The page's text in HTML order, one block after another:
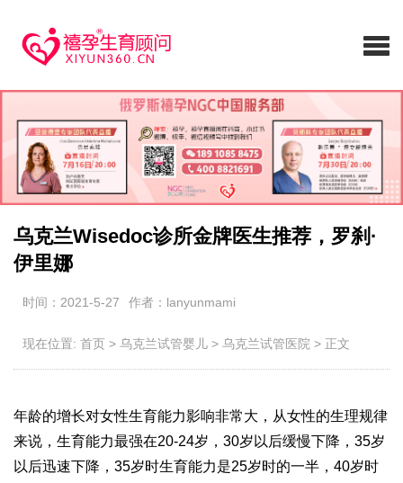
乌克兰Wisedoc诊所金牌医生推荐，罗刹·
伊里娜
时间：2021-5-27 作者：lanyunmami
现在位置: 首页 > 乌克兰试管婴儿 > 乌克兰试管医院 > 正文
年龄的增长对女性生育能力影响非常大，从女性的生理规律
来说，生育能力最强在20-24岁，30岁以后缓慢下降，35岁
以后迅速下降，35岁时生育能力是25岁时的一半，40岁时